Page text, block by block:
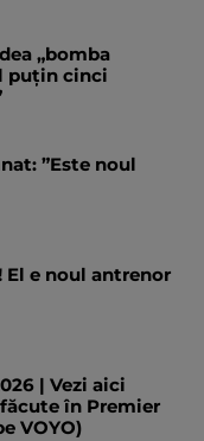
„bomba
puțin cinci
”Este noul
El e noul antrenor
| Vezi aici
în Premier
VOYO)